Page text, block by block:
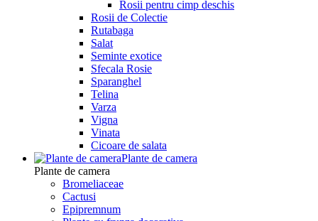
Rosii pentru cimp deschis
Rosii de Colectie
Rutabaga
Salat
Seminte exotice
Sfecala Rosie
Sparanghel
Telina
Varza
Vigna
Vinata
Сicoare de salata
Plante de camera
Plante de camera
Bromeliaceae
Cactusi
Epipremnum